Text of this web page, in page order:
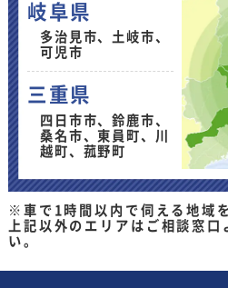
岐阜県
多治見市、土岐市、
可児市
三重県
四日市市、鈴鹿市、
桑名市、東員町、川
越町、菰野町
※車で1時間以内で伺える地域
上記以外のエリアはご相談窓
い。